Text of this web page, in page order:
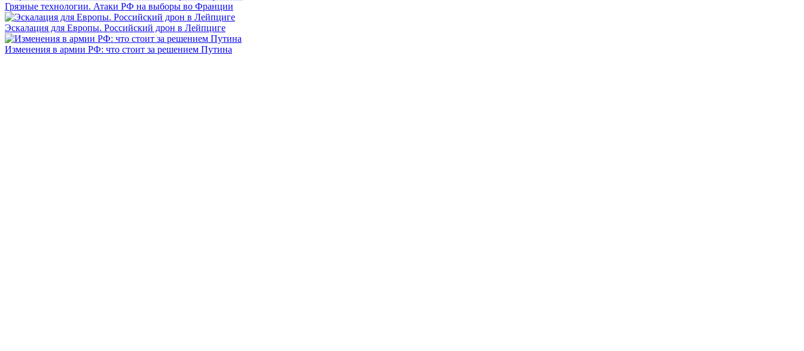
Грязные технологии. Атаки РФ на выборы во Франции
Эскалация для Европы. Российский дрон в Лейпциге
Изменения в армии РФ: что стоит за решением Путина